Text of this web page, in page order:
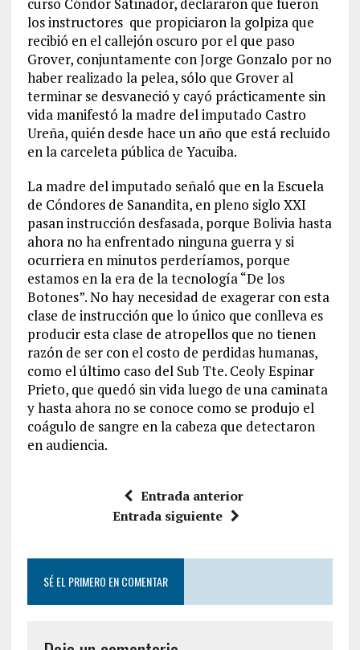
los instructores que propiciaron la golpiza que
recibió en el callejón oscuro por el que paso
Grover, conjuntamente con Jorge Gonzalo por no
haber realizado la pelea, sólo que Grover al
terminar se desvaneció y cayó prácticamente sin
vida manifestó la madre del imputado Castro
Ureña, quién desde hace un año que está recluido
en la carceleta pública de Yacuiba.
La madre del imputado señaló que en la Escuela
de Cóndores de Sanandita, en pleno siglo XXI
pasan instrucción desfasada, porque Bolivia hasta
ahora no ha enfrentado ninguna guerra y si
ocurriera en minutos perderíamos, porque
estamos en la era de la tecnología “De los
Botones”. No hay necesidad de exagerar con esta
clase de instrucción que lo único que conlleva es
producir esta clase de atropellos que no tienen
razón de ser con el costo de perdidas humanas,
como el último caso del Sub Tte. Ceoly Espinar
Prieto, que quedó sin vida luego de una caminata
y hasta ahora no se conoce como se produjo el
coágulo de sangre en la cabeza que detectaron
en audiencia.
Entrada anterior
Entrada siguiente
SÉ EL PRIMERO EN COMENTAR